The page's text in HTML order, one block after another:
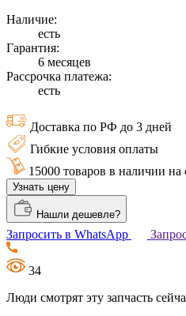
Наличие:
есть
Гарантия:
6 месяцев
Рассрочка платежа:
есть
Доставка по РФ до 3 дней
Гибкие условия оплаты
15000 товаров в наличии на
Узнать цену
Нашли дешевле?
Запросить в WhatsApp
34
Люди смотрят эту запчасть